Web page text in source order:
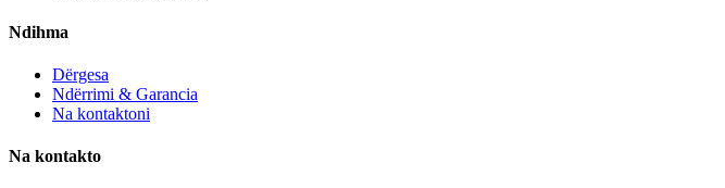
Ndihma
Dërgesa
Ndërrimi & Garancia
Na kontaktoni
Na kontakto